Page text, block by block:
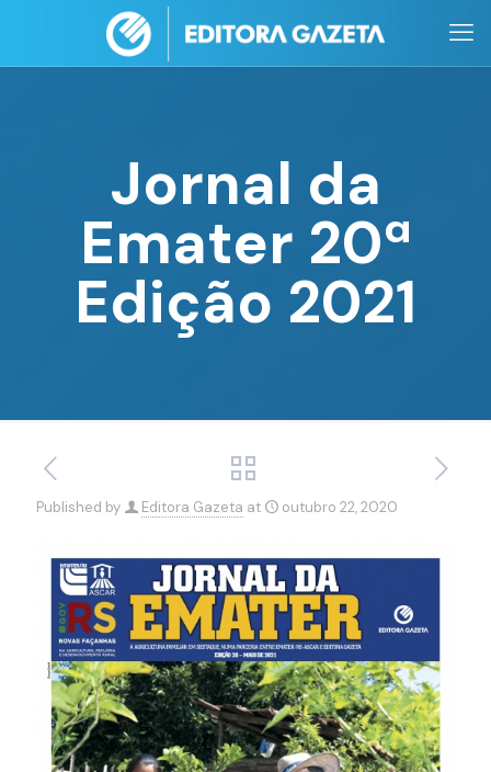
Jornal da
Emater 20ª
Edição 2021
Published by Editora Gazeta at outubro 22, 2020